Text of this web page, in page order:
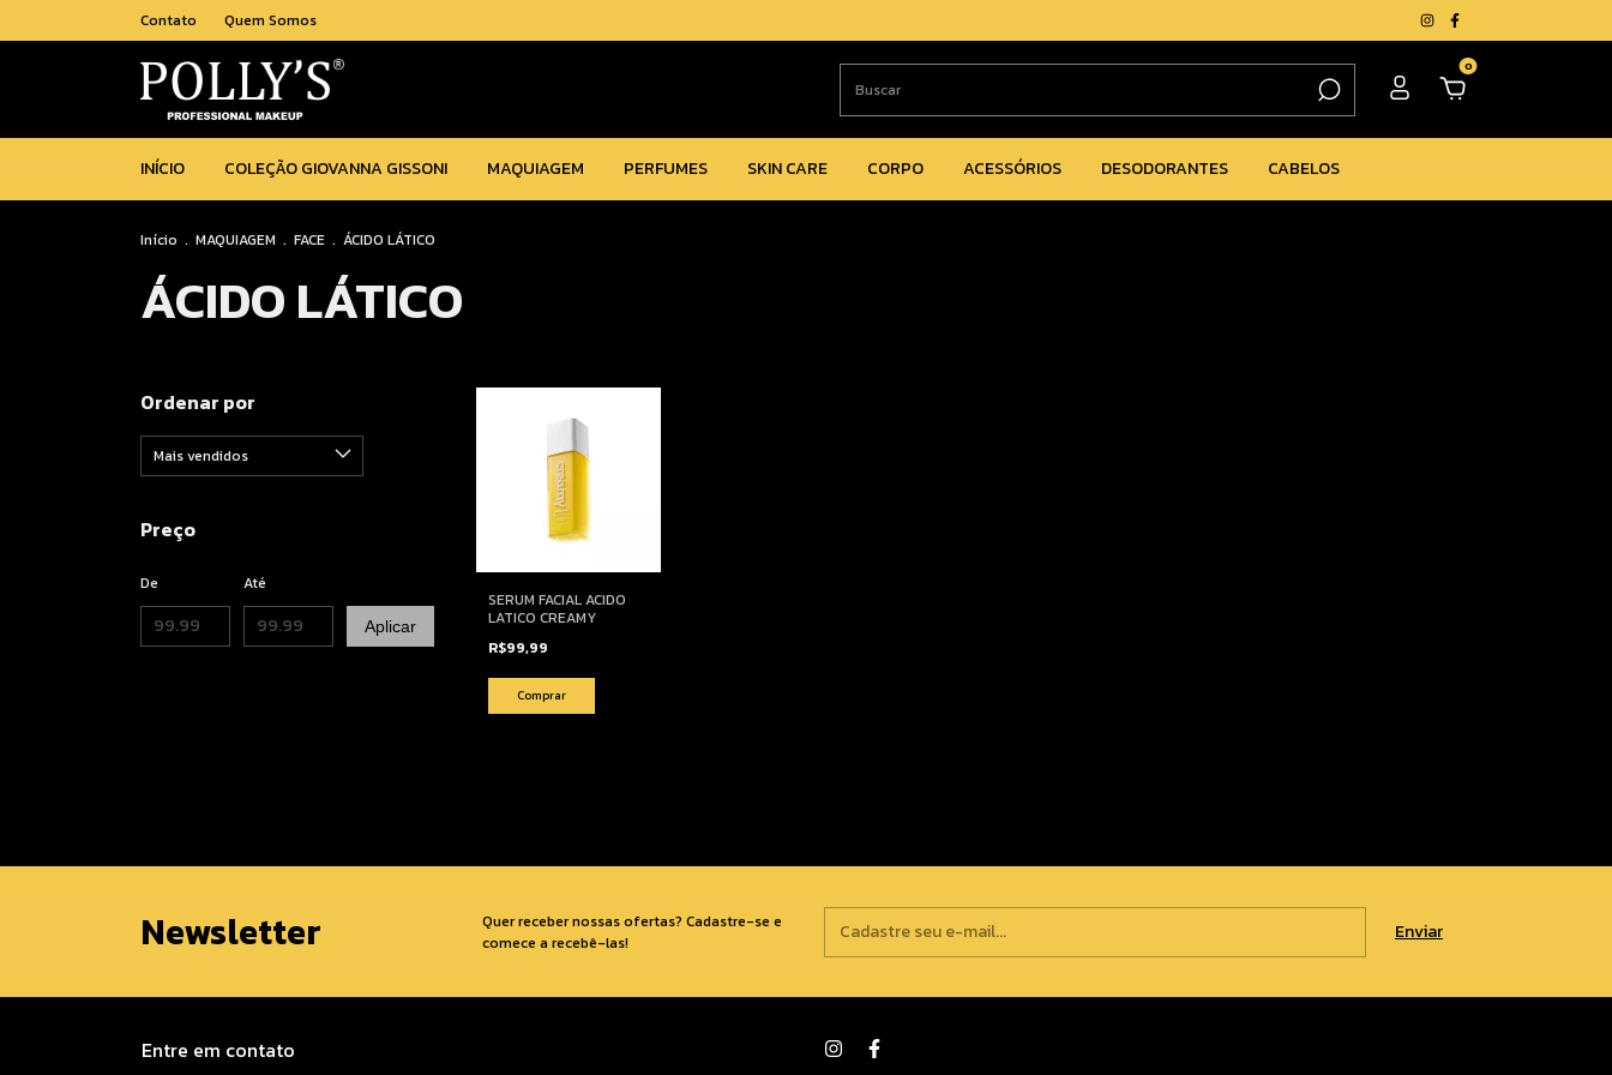
Contato Quem Somos
0
INÍCIO COLEÇÃO GIOVANNA GISSONI MAQUIAGEM PERFUMES SKIN CARE CORPO ACESSÓRIOS DESODORANTES CABELOS
Início . MAQUIAGEM . FACE . ÁCIDO LÁTICO
ÁCIDO LÁTICO
Ordenar por
Preço
De Até
Aplicar
SERUM FACIAL ACIDO
LATICO CREAMY
R$99,99
Newsletter
Quer receber nossas ofertas? Cadastre-se e
comece a recebê-las!
Entre em contato